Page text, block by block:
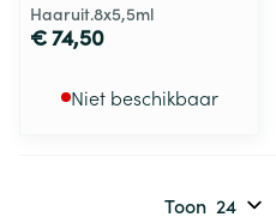
Haaruit.8x5,5ml
€ 74,50
Niet beschikbaar
Toon